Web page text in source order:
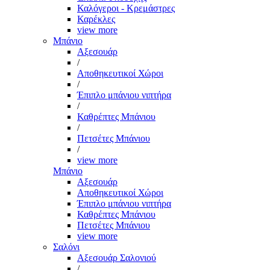
Καλόγεροι - Κρεμάστρες
Καρέκλες
view more
Μπάνιο
Αξεσουάρ
/
Αποθηκευτικοί Χώροι
/
Έπιπλο μπάνιου νιπτήρα
/
Καθρέπτες Μπάνιου
/
Πετσέτες Μπάνιου
/
view more
Μπάνιο
Αξεσουάρ
Αποθηκευτικοί Χώροι
Έπιπλο μπάνιου νιπτήρα
Καθρέπτες Μπάνιου
Πετσέτες Μπάνιου
view more
Σαλόνι
Αξεσουάρ Σαλονιού